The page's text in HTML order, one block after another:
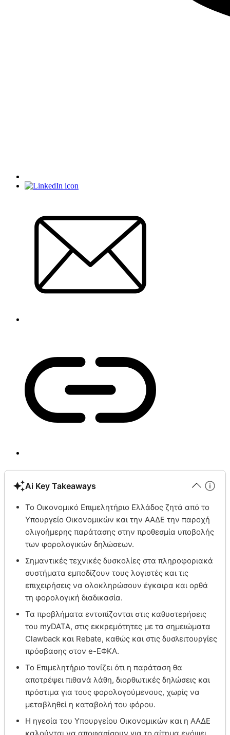
Ai Key Takeaways
Το Οικονομικό Επιμελητήριο Ελλάδος ζητά από το
Υπουργείο Οικονομικών και την ΑΑΔΕ την παροχή
ολιγοήμερης παράτασης στην προθεσμία υποβολής
των φορολογικών δηλώσεων.
Σημαντικές τεχνικές δυσκολίες στα πληροφοριακά
συστήματα εμποδίζουν τους λογιστές και τις
επιχειρήσεις να ολοκληρώσουν έγκαιρα και ορθά
τη φορολογική διαδικασία.
Τα προβλήματα εντοπίζονται στις καθυστερήσεις
του myDATA, στις εκκρεμότητες με τα σημειώματα
Clawback και Rebate, καθώς και στις δυσλειτουργίες
πρόσβασης στον e-ΕΦΚΑ.
Το Επιμελητήριο τονίζει ότι η παράταση θα
αποτρέψει πιθανά λάθη, διορθωτικές δηλώσεις και
πρόστιμα για τους φορολογούμενους, χωρίς να
μεταβληθεί η καταβολή του φόρου.
Η ηγεσία του Υπουργείου Οικονομικών και η ΑΑΔΕ
καλούνται να αποφασίσουν για το αίτημα ενόψει